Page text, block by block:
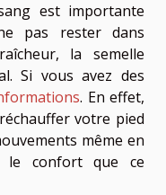
est importante
pas rester dans
la semelle
Si vous avez des
. En effet,
votre pied
même en
le confort que ce